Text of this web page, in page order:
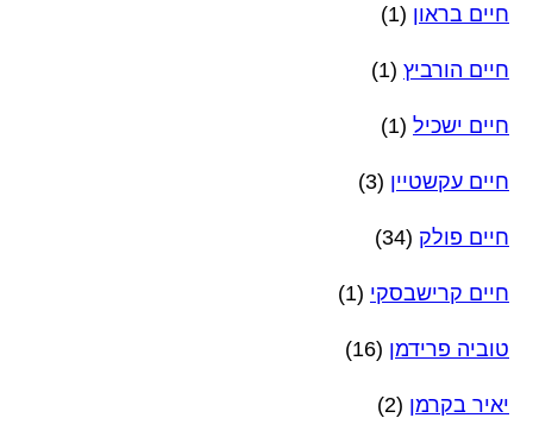
חיים בראון (1)
חיים הורביץ (1)
חיים ישכיל (1)
חיים עקשטיין (3)
חיים פולק (34)
חיים קרישבסקי (1)
טוביה פרידמן (16)
יאיר בקרמן (2)